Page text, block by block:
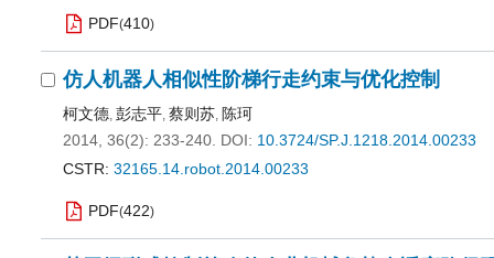
PDF(410)
仿人机器人相似性阶梯行走约束与优化控制
柯文德, 彭志平, 蔡则苏, 陈珂
2014, 36(2): 233-240. DOI: 10.3724/SP.J.1218.2014.00233
CSTR: 32165.14.robot.2014.00233
PDF(422)